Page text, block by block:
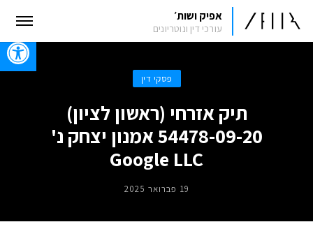
אפיק ושות׳
עורכי דין ונוטריונים
פסקי דין
תיק אזרחי (ראשון לציון)
54478-09-20 אמנון יצחק נ'
Google LLC
19 פברואר 2025